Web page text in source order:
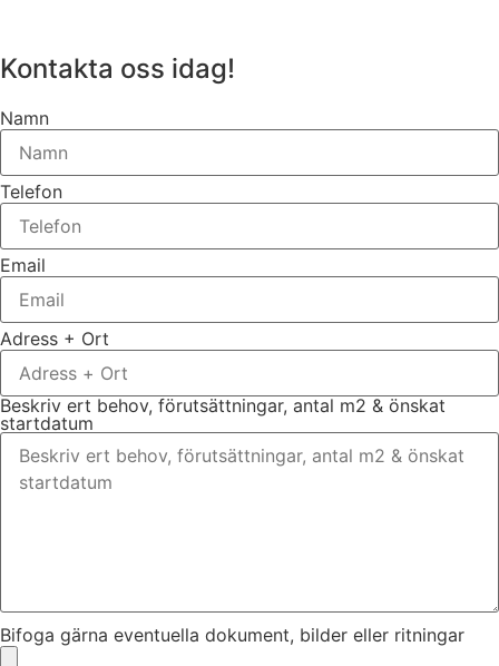
Kontakta oss idag!
Namn
Telefon
Email
Adress + Ort
Beskriv ert behov, förutsättningar, antal m2 & önskat
startdatum
Bifoga gärna eventuella dokument, bilder eller ritningar